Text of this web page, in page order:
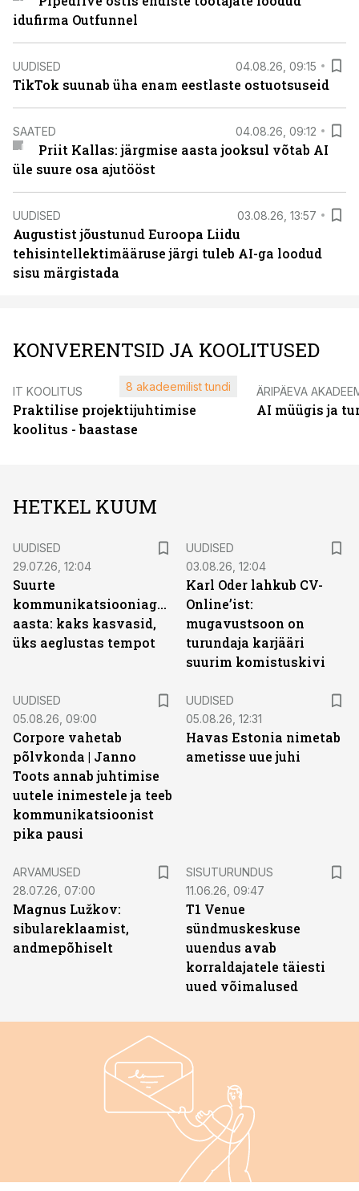
idufirma Outfunnel
UUDISED 04.08.26, 09:15
TikTok suunab üha enam eestlaste ostuotsuseid
SAATED 04.08.26, 09:12
Priit Kallas: järgmise aasta jooksul võtab AI
üle suure osa ajutööst
UUDISED 03.08.26, 13:57
Augustist jõustunud Euroopa Liidu
tehisintellektimääruse järgi tuleb AI-ga loodud
sisu märgistada
KONVERENTSID JA KOOLITUSED
IT KOOLITUS
Praktilise projektijuhtimise
koolitus - baastase
8 akadeemilist tundi ÄRIPÄEVA
AI müügis ja
HETKEL KUUM
UUDISED
29.07.26, 12:04
Suurte
kommunikatsiooniagentuuride
aasta: kaks kasvasid,
üks aeglustas tempot
UUDISED
03.08.26, 12:04
Karl Oder lahkub CV-
Online’ist:
mugavustsoon on
turundaja karjääri
suurim komistuskivi
UUDISED
05.08.26, 09:00
Corpore vahetab
põlvkonda | Janno
Toots annab juhtimise
uutele inimestele ja teeb
kommunikatsioonist
pika pausi
UUDISED
05.08.26, 12:31
Havas Estonia nimetab
ametisse uue juhi
ARVAMUSED
28.07.26, 07:00
Magnus Lužkov:
sibulareklaamist,
andmepõhiselt
SISUTURUNDUS
11.06.26, 09:47
T1 Venue
sündmuskeskuse
uuendus avab
korraldajatele täiesti
uued võimalused